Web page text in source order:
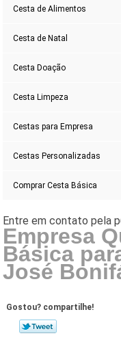
Cesta de Alimentos
Cesta de Natal
Cesta Doação
Cesta Limpeza
Cestas para Empresa
Cestas Personalizadas
Comprar Cesta Básica
Empresa
Básica
José
Gostou? compartilhe!